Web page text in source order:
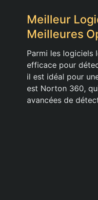
Meilleur
Meilleures
Parmi les logiciels
efficace pour
il est idéal pour
est Norton 360,
avancées de